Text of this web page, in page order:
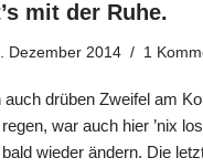
mit der Ruhe.
Dezember 2014 1
drüben Zweifel am
war auch hier ’nix
wieder ändern. Die